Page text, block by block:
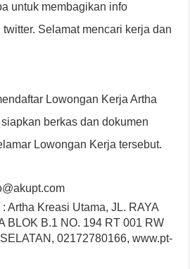
untuk membagikan info
Selamat mencari kerja dan
Lowongan Kerja Artha
berkas dan dokumen
Lowongan Kerja tersebut.
Artha Kreasi Utama, JL. RAYA
BLOK B.1 NO. 194 RT 001 RW
02172780166, www.pt-